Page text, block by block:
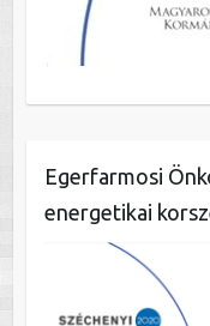
Egerfarmosi
energetikai